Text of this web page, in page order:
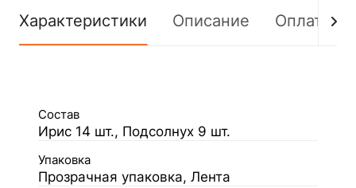
Характеристики Описание Оплата
Состав
Ирис 14 шт., Подсолнух 9 шт.
Упаковка
Прозрачная упаковка, Лента